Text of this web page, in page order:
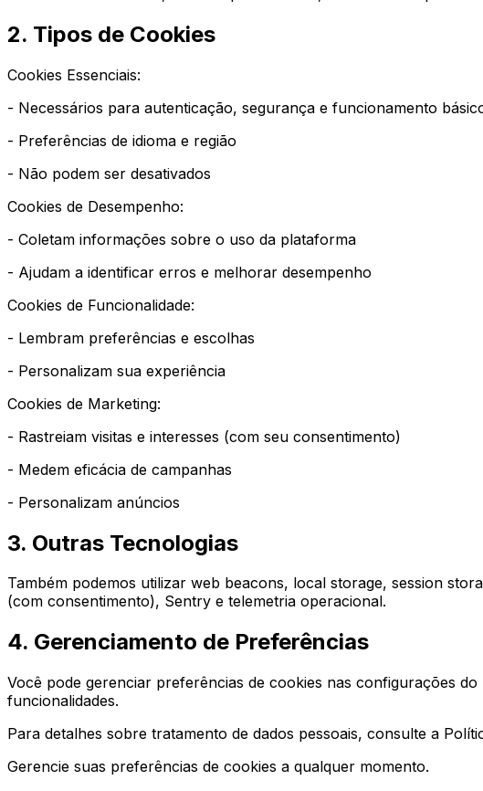
2. Tipos de Cookies
Cookies Essenciais:
- Necessários para autenticação, segurança e funcionamento
- Preferências de idioma e região
- Não podem ser desativados
Cookies de Desempenho:
- Coletam informações sobre o uso da plataforma
- Ajudam a identificar erros e melhorar desempenho
Cookies de Funcionalidade:
- Lembram preferências e escolhas
- Personalizam sua experiência
Cookies de Marketing:
- Rastreiam visitas e interesses (com seu consentimento)
- Medem eficácia de campanhas
- Personalizam anúncios
3. Outras Tecnologias
Também podemos utilizar web beacons, local storage, session
(com consentimento), Sentry e telemetria operacional.
4. Gerenciamento de Preferências
Você pode gerenciar preferências de cookies nas configurações
funcionalidades.
Para detalhes sobre tratamento de dados pessoais, consulte a
Gerencie suas preferências de cookies a qualquer momento.